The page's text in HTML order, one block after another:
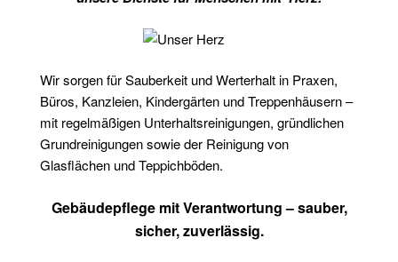
Wir sorgen für Sauberkeit und Werterhalt in Praxen,
Büros, Kanzleien, Kindergärten und Treppenhäusern –
mit regelmäßigen Unterhaltsreinigungen, gründlichen
Grundreinigungen sowie der Reinigung von
Glasflächen und Teppichböden.
Gebäudepflege mit Verantwortung – sauber,
sicher, zuverlässig.